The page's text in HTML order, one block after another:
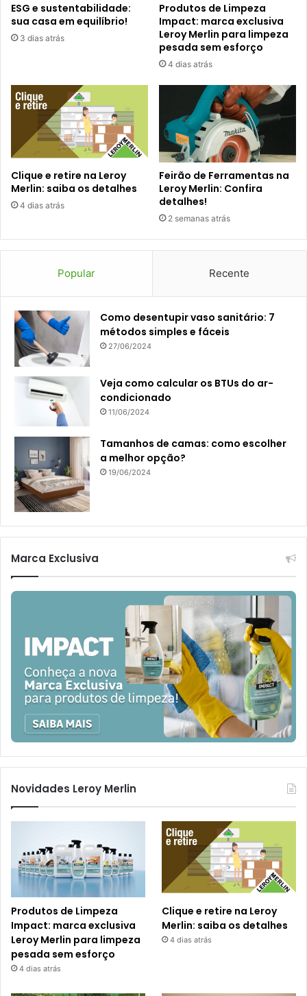
ESG e sustentabilidade:
sua casa em equilíbrio!
3 dias atrás
Produtos de Limpeza
Impact: marca exclusiva
Leroy Merlin para limpeza
pesada sem esforço
4 dias atrás
Clique e retire na Leroy
Merlin: saiba os detalhes
4 dias atrás
Feirão de Ferramentas na
Leroy Merlin: Confira
detalhes!
2 semanas atrás
Popular Recente
Como desentupir vaso sanitário: 7
métodos simples e fáceis
27/06/2024
Veja como calcular os BTUs do ar-
condicionado
11/06/2024
Tamanhos de camas: como escolher
a melhor opção?
19/06/2024
Marca Exclusiva
Novidades Leroy Merlin
Produtos de Limpeza
Impact: marca exclusiva
Leroy Merlin para limpeza
pesada sem esforço
4 dias atrás
Clique e retire na Leroy
Merlin: saiba os detalhes
4 dias atrás